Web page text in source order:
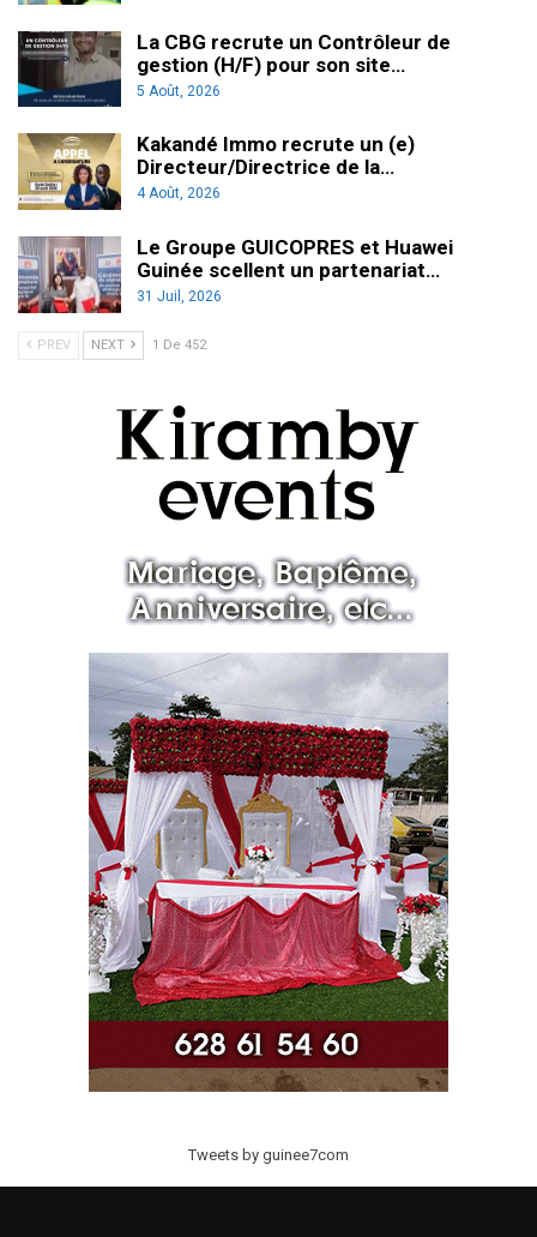
La CBG recrute un Contrôleur de
gestion (H/F) pour son site…
5 Août, 2026
Kakandé Immo recrute un (e)
Directeur/Directrice de la…
4 Août, 2026
Le Groupe GUICOPRES et Huawei
Guinée scellent un partenariat…
31 Juil, 2026
PREV NEXT 1 De 452
Tweets by guinee7com